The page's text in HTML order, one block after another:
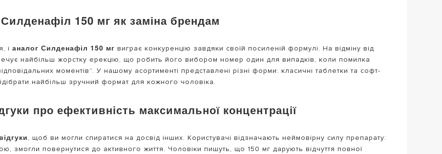
150 мг як заміна брендам
і аналог Силденафіл 150 мг виграє конкуренцію завдяки своїй посиленій формулі. На відміну від
найбільш жорстку ерекцію, що робить його вибором номер один для випадків, коли помилка
моментів”. У нашому асортименті представлені різні форми: класичні таблетки та софт-
найбільш зручний формат для кожного чоловіка.
про ефективність максимальної концентрації
, щоб ви могли спиратися на досвід інших. Користувачі відзначають неймовірну силу препарату:
змогли повернутися до активного життя. Чоловіки пишуть, що 150 мг дарують відчуття повної